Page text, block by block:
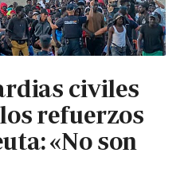
civiles
refuerzos
«No son